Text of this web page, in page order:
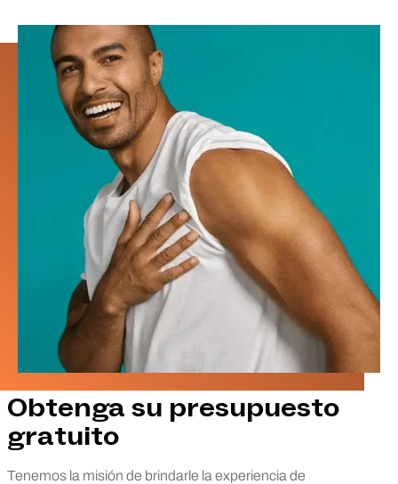
Obtenga su presupuesto
gratuito
Tenemos la misión de brindarle la experiencia de